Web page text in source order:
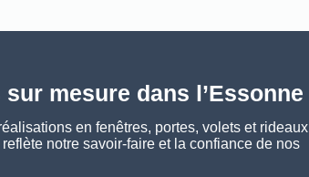
mesure dans l’Essonne
en fenêtres, portes, volets et rideaux
notre savoir-faire et la confiance de nos